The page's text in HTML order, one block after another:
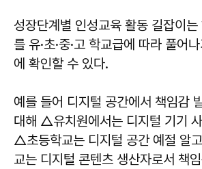
성장단계별 인성교육 활동 길잡이는
를 유·초·중·고 학교급에 따라 풀어
에 확인할 수 있다.
예를 들어 디지털 공간에서 책임감
대해 △유치원에서는 디지털 기기
△초등학교는 디지털 공간 예절 알
교는 디지털 콘텐츠 생산자로서 책